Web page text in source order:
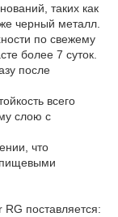
таких как
черный металл.
по свежему
более 7 суток.
после
всего
слою с
что
пищевыми
поставляется: